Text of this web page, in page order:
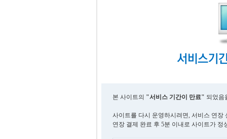
본 사이트의 "서비스 기간이 만료" 되었음
사이트를 다시 운영하시려면, 서비스 연장
연장 결제 완료 후 5분 이내로 사이트가 정